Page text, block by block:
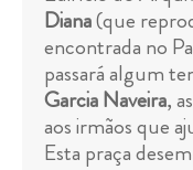
Diana(que
encontrada no
passará algum
Garcia Naveira,
aos irmãos que
Esta praça